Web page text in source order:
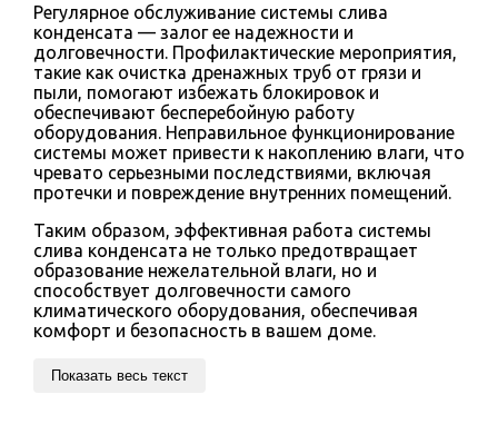
Регулярное обслуживание системы слива
конденсата — залог ее надежности и
долговечности. Профилактические мероприятия,
такие как очистка дренажных труб от грязи и
пыли, помогают избежать блокировок и
обеспечивают бесперебойную работу
оборудования. Неправильное функционирование
системы может привести к накоплению влаги, что
чревато серьезными последствиями, включая
протечки и повреждение внутренних помещений.
Таким образом, эффективная работа системы
слива конденсата не только предотвращает
образование нежелательной влаги, но и
способствует долговечности самого
климатического оборудования, обеспечивая
комфорт и безопасность в вашем доме.
Показать весь текст